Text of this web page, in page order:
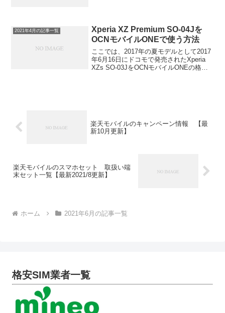
ロー...
2021年4月の記事一覧
Xperia XZ Premium SO-04Jを
OCNモバイルONEで使う方法
ここでは、2017年の夏モデルとして2017
年6月16日にドコモで発売されたXperia
XZs SO-03JをOCNモバイルONEの格安
楽天モバイルのキャンペーン情報 【最
新10月更新】
楽天モバイルのスマホセット 取扱い端
末セット一覧【最新2021/8更新】
ホーム 2021年6月の記事一覧
格安SIM業者一覧